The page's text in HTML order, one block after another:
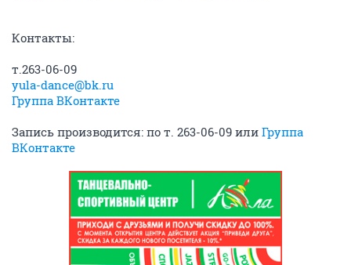
Контакты:
т.263-06-09
yula-dance@bk.ru
Группа ВКонтакте
Запись производится: по т. 263-06-09 или Группа
ВКонтакте